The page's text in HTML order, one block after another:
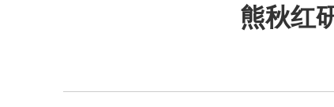
熊秋红